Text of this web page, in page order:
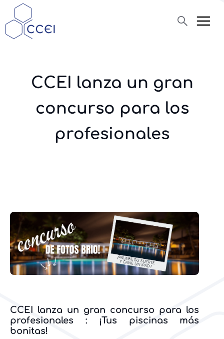
Quiénes somos
Productos
Buscar
CCEI lanza un gran
concurso para los
profesionales
CCEI lanza un gran concurso para los
profesionales : ¡Tus piscinas más
bonitas!